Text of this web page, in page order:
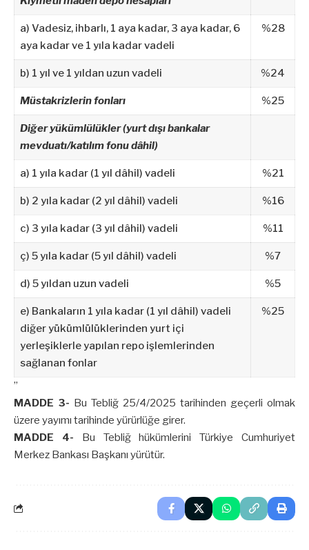
a) Vadesiz, ihbarlı, 1 aya kadar, 3 aya kadar, 6
aya kadar ve 1 yıla kadar vadeli
%28
b) 1 yıl ve 1 yıldan uzun vadeli %24
Müstakrizlerinfonları %25
Diğer yükümlülükler (yurt dışı bankalar
mevduatı/katılım fonu dâhil)
a) 1 yıla kadar (1 yıl dâhil) vadeli %21
b) 2 yıla kadar (2 yıl dâhil) vadeli %16
c) 3 yıla kadar (3 yıl dâhil) vadeli %11
ç) 5 yıla kadar (5 yıl dâhil) vadeli %7
d) 5 yıldan uzun vadeli %5
e) Bankaların 1 yıla kadar (1 yıl dâhil) vadeli
diğer yükümlülüklerinden yurt içi
yerleşiklerle yapılan repo işlemlerinden
sağlanan fonlar
%25
”
MADDE 3- Bu Tebliğ 25/4/2025 tarihinden geçerli olmak
üzere yayımı tarihinde yürürlüğe girer.
MADDE 4- Bu Tebliğ hükümlerini Türkiye Cumhuriyet
Merkez Bankası Başkanı yürütür.